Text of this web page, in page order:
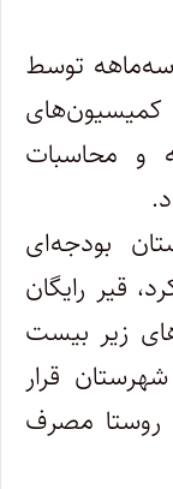
توسط
و محاسبات
بودجه‌ای
قیر رایگان
زیر بیست
قرار
روستا مصرف